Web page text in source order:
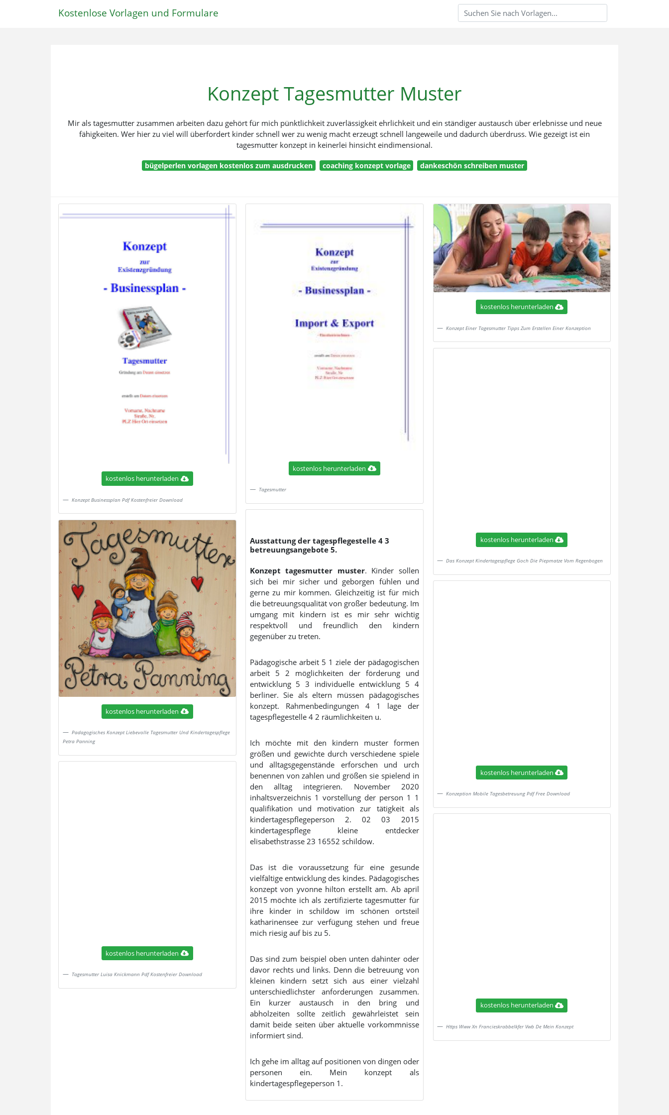
Kostenlose Vorlagen und Formulare
Konzept Tagesmutter Muster
Mir als tagesmutter zusammen arbeiten dazu gehört für mich pünktlichkeit zuverlässigkeit ehrlichkeit und ein ständiger austausch über erlebnisse und neue
fähigkeiten. Wer hier zu viel will überfordert kinder schnell wer zu wenig macht erzeugt schnell langeweile und dadurch überdruss. Wie gezeigt ist ein
tagesmutter konzept in keinerlei hinsicht eindimensional.
bügelperlen vorlagen kostenlos zum ausdrucken coaching konzept vorlage dankeschön schreiben muster
kostenlos herunterladen
Konzept Businessplan Pdf Kostenfreier Download
kostenlos herunterladen
Padagogisches Konzept Liebevolle Tagesmutter Und Kindertagespflege
Petra Panning
kostenlos herunterladen
Tagesmutter Luisa Knickmann Pdf Kostenfreier Download
kostenlos herunterladen
Tagesmutter
Ausstattung der tagespflegestelle 4 3
betreuungsangebote 5.
Konzept tagesmutter muster. Kinder sollen
sich bei mir sicher und geborgen fühlen und
gerne zu mir kommen. Gleichzeitig ist für mich
die betreuungsqualität von großer bedeutung. Im
umgang mit kindern ist es mir sehr wichtig
respektvoll und freundlich den kindern
gegenüber zu treten.
Pädagogische arbeit 5 1 ziele der pädagogischen
arbeit 5 2 möglichkeiten der förderung und
entwicklung 5 3 individuelle entwicklung 5 4
berliner. Sie als eltern müssen pädagogisches
konzept. Rahmenbedingungen 4 1 lage der
tagespflegestelle 4 2 räumlichkeiten u.
Ich möchte mit den kindern muster formen
größen und gewichte durch verschiedene spiele
und alltagsgegenstände erforschen und urch
benennen von zahlen und größen sie spielend in
den alltag integrieren. November 2020
inhaltsverzeichnis 1 vorstellung der person 1 1
qualifikation und motivation zur tätigkeit als
kindertagespflegeperson 2. 02 03 2015
kindertagespflege kleine entdecker
elisabethstrasse 23 16552 schildow.
Das ist die voraussetzung für eine gesunde
vielfältige entwicklung des kindes. Pädagogisches
konzept von yvonne hilton erstellt am. Ab april
2015 möchte ich als zertifizierte tagesmutter für
ihre kinder in schildow im schönen ortsteil
katharinensee zur verfügung stehen und freue
mich riesig auf bis zu 5.
Das sind zum beispiel oben unten dahinter oder
davor rechts und links. Denn die betreuung von
kleinen kindern setzt sich aus einer vielzahl
unterschiedlichster anforderungen zusammen.
Ein kurzer austausch in den bring und
abholzeiten sollte zeitlich gewährleistet sein
damit beide seiten über aktuelle vorkommnisse
informiert sind.
Ich gehe im alltag auf positionen von dingen oder
personen ein. Mein konzept als
kindertagespflegeperson 1.
kostenlos herunterladen
Konzept Einer Tagesmutter Tipps Zum Erstellen Einer Konzeption
kostenlos herunterladen
Das Konzept Kindertagespflege Goch Die Piepmatze Vom Regenbogen
kostenlos herunterladen
Konzeption Mobile Tagesbetreuung Pdf Free Download
kostenlos herunterladen
Https Www Xn Francieskrabbelkfer Vwb De Mein Konzept